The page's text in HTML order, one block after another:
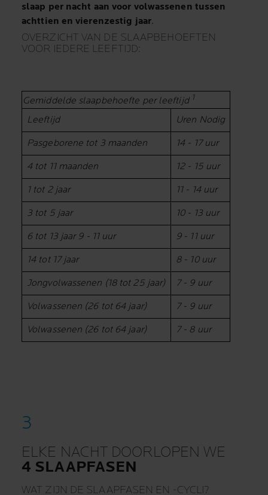
slaap per nacht aan voor volwassenen tussen
achttien en vierenzestig jaar.
OVERZICHT VAN DE SLAAPBEHOEFTEN
VOOR IEDERE LEEFTIJD:
Gemiddelde slaapbehoefte per leeftijd 1
Leeftijd Uren Nodig
Pasgeborene tot 3 maanden 14 - 17 uur
4 tot 11 maanden 12 - 15 uur
1 tot 2 jaar 11 - 14 uur
3 tot 5 jaar 10 - 13 uur
6 tot 13 jaar 9 - 11 uur 9 - 11 uur
14 tot 17 jaar 8 - 10 uur
Jongvolwassenen (18 tot 25 jaar) 7 - 9 uur
Volwassenen (26 tot 64 jaar) 7 - 9 uur
Volwassenen (26 tot 64 jaar) 7 - 8 uur
ELKE NACHT DOORLOPEN WE
4 SLAAPFASEN
WAT ZIJN DE SLAAPFASEN EN -CYCLI?